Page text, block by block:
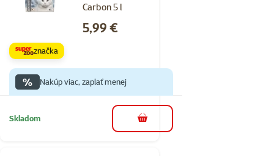
Carbon 5 l
Cena
5,99 €
značka
% Nakúp viac, zaplať menej
Skladom do košíka